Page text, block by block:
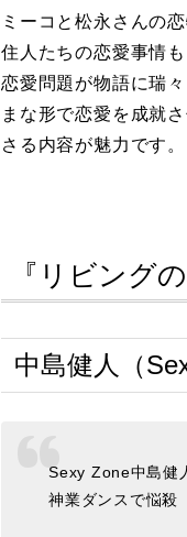
ミーコと松永さんの
住人たちの恋愛事情
恋愛問題が物語に瑞
まな形で恋愛を成就
さる内容が魅力です。
『リビング
中島健人（
Sexy Zone中島健
神業ダンスで悩殺